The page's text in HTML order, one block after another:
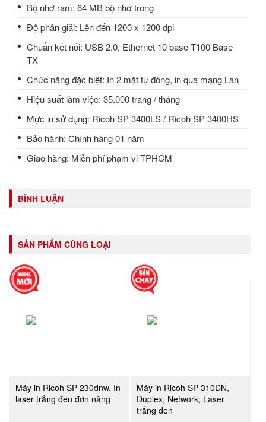
Bộ nhớ ram: 64 MB bộ nhớ trong
Độ phân giải: Lên đến 1200 x 1200 dpi
Chuẩn kết nối: USB 2.0, Ethernet 10 base-T100 Base
TX
Chức năng đặc biệt: In 2 mặt tự đông, in qua mạng Lan
Hiệu suất làm việc: 35.000 trang / tháng
Mực in sử dụng: Ricoh SP 3400LS / Ricoh SP 3400HS
Bảo hành: Chính hãng 01 năm
Giao hàng: Miễn phí phạm vi TPHCM​
BÌNH LUẬN
SẢN PHẨM CÙNG LOẠI
Máy in Ricoh SP 230dnw, In
laser trắng đen đơn năng
Máy in Ricoh SP-310DN,
Duplex, Network, Laser
trắng đen